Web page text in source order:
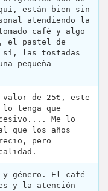
están bien sin
atendiendo la
café y algo
el pastel de
sí, las tostadas
pequeña
valor de 25€, este
lo tenga que
Me lo
que los años
pero
género. El café
y la atención